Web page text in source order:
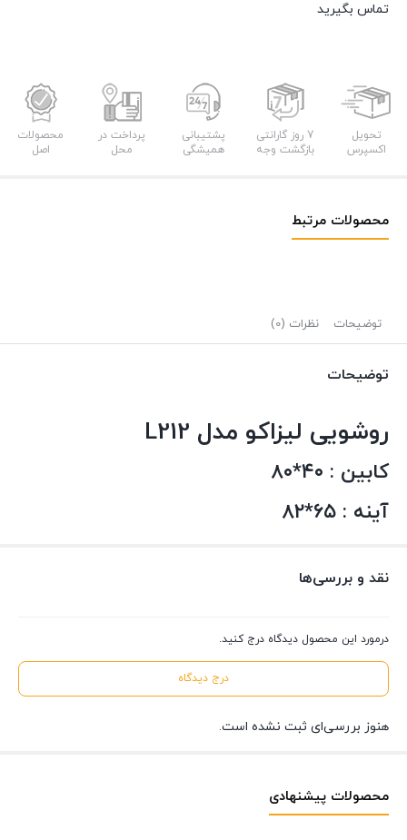
تماس بگیرید
تحویل
اکسپرس
7 روز گارانتی
بازگشت وجه
پشتیبانی
همیشگی
پرداخت در
محل
محصولات
اصل
محصولات مرتبط
توضیحات نظرات (0)
توضیحات
روشویی لیزاکو مدل L212
کابین : ۴۰*۸۰
آینه : ۶۵*۸۲
نقد و بررسی‌ها
درمورد این محصول دیدگاه درج کنید.
درج دیدگاه
هنوز بررسی‌ای ثبت نشده است.
محصولات پیشنهادی